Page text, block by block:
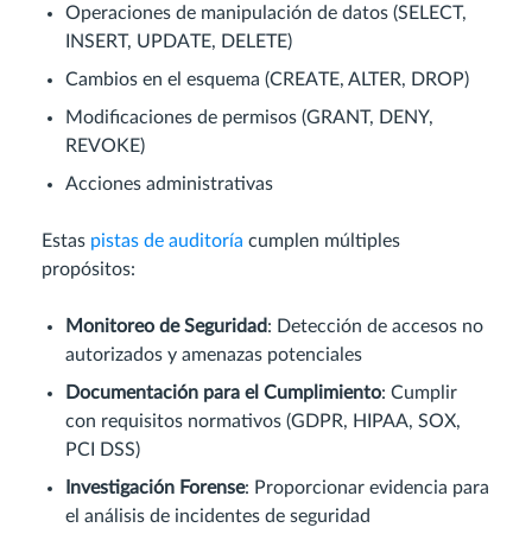
Operaciones de manipulación de datos (SELECT,
INSERT, UPDATE, DELETE)
Cambios en el esquema (CREATE, ALTER, DROP)
Modificaciones de permisos (GRANT, DENY,
REVOKE)
Acciones administrativas
Estas pistas de auditoría cumplen múltiples
propósitos:
Monitoreo de Seguridad: Detección de accesos no
autorizados y amenazas potenciales
Documentación para el Cumplimiento: Cumplir
con requisitos normativos (GDPR, HIPAA, SOX,
PCI DSS)
Investigación Forense: Proporcionar evidencia para
el análisis de incidentes de seguridad